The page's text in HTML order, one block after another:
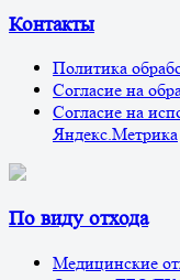
Контакты
Политика
Согласие на
Согласие на
Яндекс.Метрика
По виду отхода
Медицинские